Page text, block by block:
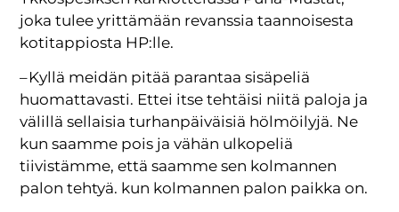
joka tulee yrittämään revanssia taannoisesta
kotitappiosta HP:lle.
– Kyllä meidän pitää parantaa sisäpeliä
huomattavasti. Ettei itse tehtäisi niitä paloja ja
välillä sellaisia turhanpäiväisiä hölmöilyjä. Ne
kun saamme pois ja vähän ulkopeliä
tiivistämme, että saamme sen kolmannen
palon tehtyä. kun kolmannen palon paikka on.